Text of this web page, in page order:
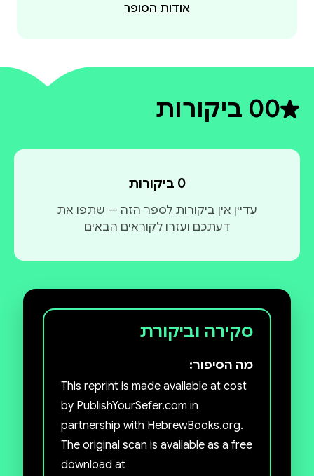
אודות הסופר
0דירוג ממוצע 0 מתוך 5
0 ביקורות
0 ביקורות
עדיין אין ביקורות לספר הזה — שתפו את
דעתכם ועזרו לקוראים הבאים
סקירה וביקורת
מה הסיפור:
This reprint is made available at cost
by PublishYourSefer.com in
partnership with HebrewBooks.org.
The original scan is available as a free
download at